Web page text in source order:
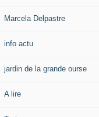
Marcela Delpastre
info actu
jardin de la grande ourse
A lire